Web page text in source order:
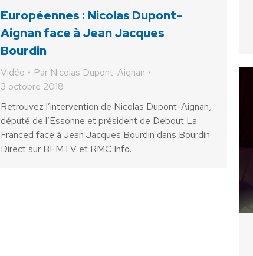
Européennes : Nicolas Dupont-
Aignan face à Jean Jacques
Bourdin
Vidéo Par Nicolas Dupont-Aignan
3 octobre 2018
Retrouvez l’intervention de Nicolas Dupont-Aignan,
député de l’Essonne et président de Debout La
Franced face à Jean Jacques Bourdin dans Bourdin
Direct sur BFMTV et RMC Info.